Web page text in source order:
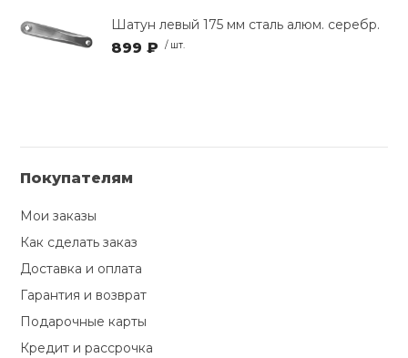
Шатун левый 175 мм сталь алюм. серебр.
899 ₽ / шт.
Покупателям
Мои заказы
Как сделать заказ
Доставка и оплата
Гарантия и возврат
Подарочные карты
Кредит и рассрочка